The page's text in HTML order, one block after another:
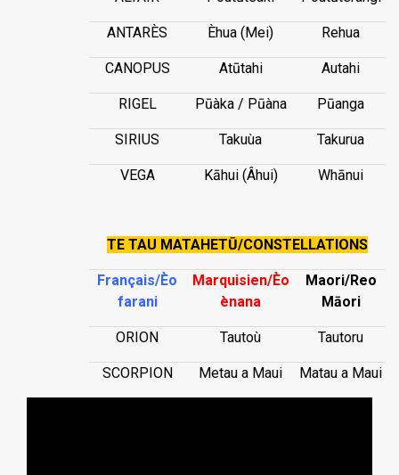
ANTARÈS Èhua (Mei) Rehua
CANOPUS Atūtahi Autahi
RIGEL Pūàka / Pūàna Pūanga
SIRIUS Takuùa Takurua
VEGA Kāhui (Âhui) Whānui
TE TAU MATAHETŪ/CONSTELLATIONS
Français/Èo
farani
Marquisien/Èo
ènana
Maori/Reo
Māori
ORION Tautoù Tautoru
SCORPION Metau a Maui Matau a Maui